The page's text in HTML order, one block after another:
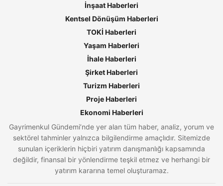
İnşaat Haberleri
Kentsel Dönüşüm Haberleri
TOKİ Haberleri
Yaşam Haberleri
İhale Haberleri
Şirket Haberleri
Turizm Haberleri
Proje Haberleri
Ekonomi Haberleri
Gayrimenkul Gündemi’nde yer alan tüm haber, analiz, yorum ve
sektörel tahminler yalnızca bilgilendirme amaçlıdır. Sitemizde
sunulan içeriklerin hiçbiri yatırım danışmanlığı kapsamında
değildir, finansal bir yönlendirme teşkil etmez ve herhangi bir
yatırım kararına temel oluşturamaz.